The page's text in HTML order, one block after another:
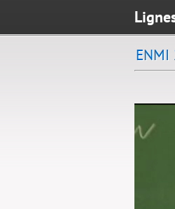
ENMI